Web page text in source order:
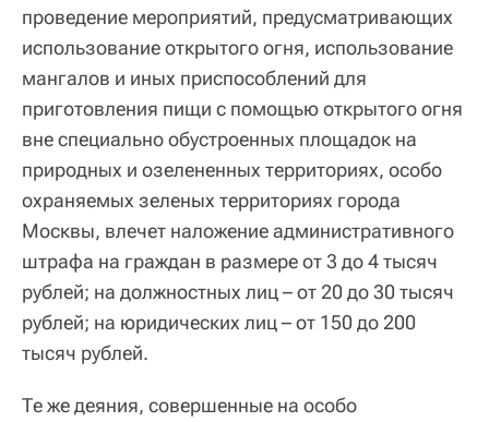
проведение мероприятий, предусматривающих
использование открытого огня, использование
мангалов и иных приспособлений для
приготовления пищи с помощью открытого огня
вне специально обустроенных площадок на
природных и озелененных территориях, особо
охраняемых зеленых территориях города
Москвы, влечет наложение административного
штрафа на граждан в размере от 3 до 4 тысяч
рублей; на должностных лиц – от 20 до 30 тысяч
рублей; на юридических лиц – от 150 до 200
тысяч рублей.
Те же деяния, совершенные на особо